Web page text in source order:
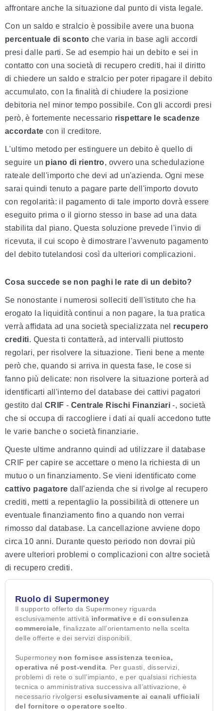
affrontare anche la situazione dal punto di vista legale.
Con un saldo e stralcio è possibile avere una buona
percentuale di sconto che varia in base agli accordi
presi dalle parti. Se ad esempio hai un debito e sei in
contatto con una società di recupero crediti, hai il diritto
di chiedere un saldo e stralcio per poter ripagare il debito
accumulato, con la finalità di chiudere la posizione
debitoria nel minor tempo possibile. Con gli accordi presi
però, è fortemente necessario rispettare le scadenze
accordate con il creditore.
L'ultimo metodo per estinguere un debito è quello di
seguire un piano di rientro, ovvero una schedulazione
rateale dell'importo che devi ad un'azienda. Ogni mese
sarai quindi tenuto a pagare parte dell'importo dovuto
con regolarità: il pagamento di tale importo dovrà essere
eseguito prima o il giorno stesso in base ad una data
stabilita dal piano. Questa soluzione prevede l'invio di
ricevuta, il cui scopo è dimostrare l'avvenuto pagamento
del debito tutelandosi così da ulteriori complicazioni.
Cosa succede se non paghi le rate di un debito?
Se nonostante i numerosi solleciti dell'istituto che ha
erogato la liquidità continui a non pagare, la tua pratica
verrà affidata ad una società specializzata nel recupero
crediti. Questa ti contatterà, ad intervalli piuttosto
regolari, per risolvere la situazione. Tieni bene a mente
però che, quando si arriva in questa fase, le cose si
fanno più delicate: non risolvere la situazione porterà ad
identificarti all'interno del database dei cattivi pagatori
gestito dal CRIF - Centrale Rischi Finanziari -, società
che si occupa di raccogliere i dati ai quali accedono tutte
le varie banche o società finanziarie.
Queste ultime andranno quindi ad utilizzare il database
CRIF per capire se accettare o meno la richiesta di un
mutuo o un finanziamento. Se vieni identificato come
cattivo pagatore dall'azienda che si rivolge al recupero
crediti, metti a repentaglio la possibilità di ottenere un
eventuale finanziamento fino a quando non verrai
rimosso dal database. La cancellazione avviene dopo
circa 10 anni. Durante questo periodo non dovrai più
avere ulteriori problemi o complicazioni con altre società
di recupero crediti.
Ruolo di Supermoney
Il supporto offerto da Supermoney riguarda
esclusivamente attività informative e di consulenza
commerciale, finalizzate all’orientamento nella scelta
delle offerte e dei servizi disponibili.
Supermoney non fornisce assistenza tecnica,
operativa né post-vendita. Per guasti, disservizi,
problemi di rete o sull’impianto, e per qualsiasi richiesta
tecnica o amministrativa successiva all’attivazione, è
necessario rivolgersi esclusivamente ai canali ufficiali
del fornitore o operatore scelto.